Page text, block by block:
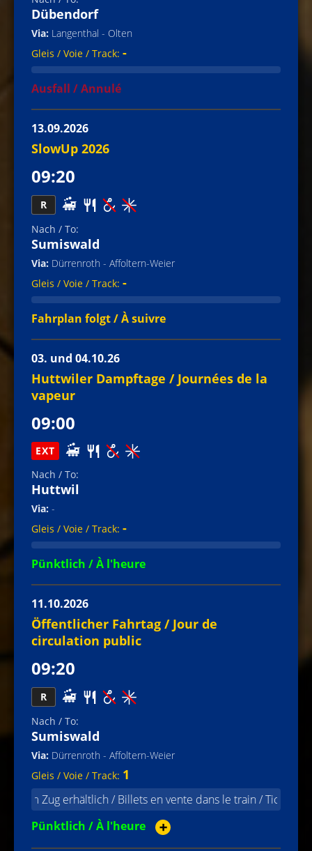
Dübendorf
Langenthal - Olten
-
Ausfall / Annulé
13.09.2026
SlowUp 2026
09:20
R
Sumiswald
Dürrenroth - Affoltern-Weier
-
Fahrplan folgt / À suivre
03. und 04.10.26
Huttwiler Dampftage / Journées de la
vapeur
09:00
EXT
Huttwil
-
-
Pünktlich / À l'heure
11.10.2026
Öffentlicher Fahrtag / Jour de
circulation public
09:20
R
Sumiswald
Dürrenroth - Affoltern-Weier
1
Zug erhältlich / Billets en vente dans le train / Tickets
Pünktlich / À l'heure
➕